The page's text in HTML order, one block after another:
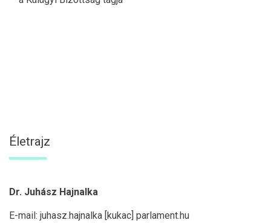
Életrajz
Dr. Juhász Hajnalka
E-mail: juhasz.hajnalka [kukac] parlament.hu